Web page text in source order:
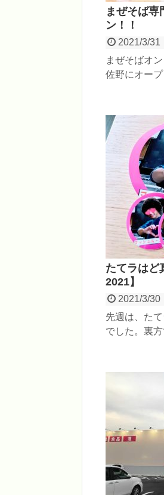
まぜそば
ン！！
2021/3/31
まぜそばオ
佐野にオー
たてラはど
2021】
2021/3/30
先週は、た
でした。裏